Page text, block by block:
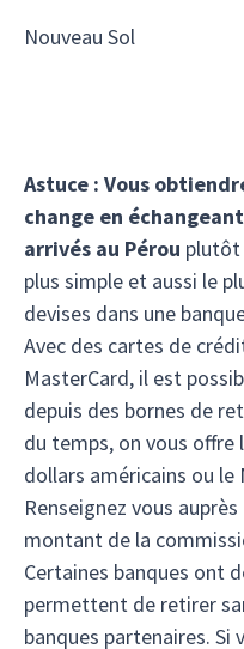
Nouveau Sol
Astuce : Vous
change en
arrivés au Pérou plutôt
plus simple et aussi le
devises dans une
Avec des cartes de
MasterCard, il est
depuis des bornes de
du temps, on vous
dollars américains ou le
Renseignez vous
montant de la
Certaines banques ont
permettent de retirer
banques partenaires. Si